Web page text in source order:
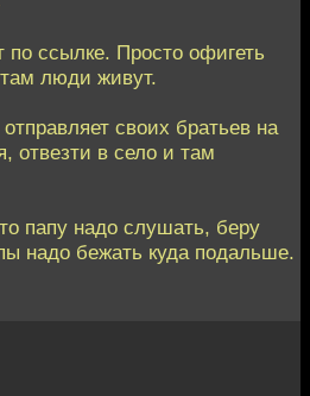
по ссылке. Просто офигеть
люди живут.
своих братьев на
отвезти в село и там
папу надо слушать, беру
надо бежать куда подальше.